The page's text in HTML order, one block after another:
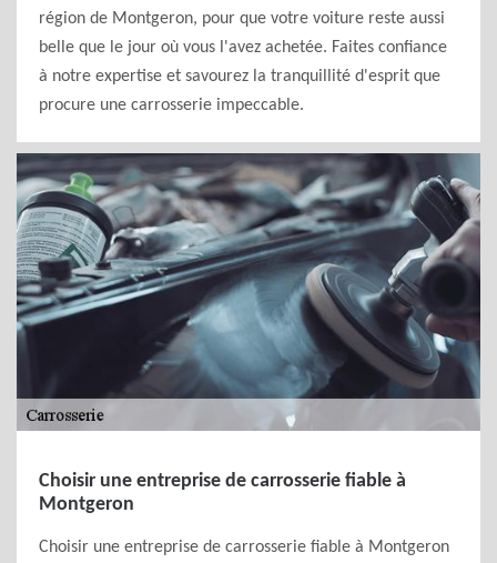
région de Montgeron, pour que votre voiture reste aussi
belle que le jour où vous l'avez achetée. Faites confiance
à notre expertise et savourez la tranquillité d'esprit que
procure une carrosserie impeccable.
Choisir une entreprise de carrosserie fiable à
Montgeron
Choisir une entreprise de carrosserie fiable à Montgeron